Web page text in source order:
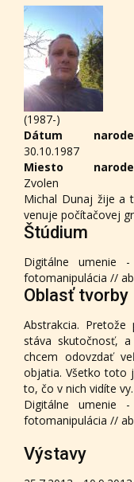
(1987-)
Dátum
30.10.1987
Miesto
Zvolen
Michal Dunaj žije a
venuje počítačovej
Štúdium
Digitálne umenie
fotomanipulácia //
Oblasť tvorby
Abstrakcia.
stáva skutočnosť,
chcem odovzdať
objatia. Všetko toto
to, čo v nich vidíte vy.
Digitálne umenie
fotomanipulácia //
Výstavy